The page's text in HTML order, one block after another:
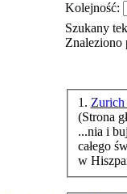
Kolejność:
Szukany
1. Zurich
(Strona
...nia i bujania
całego
w